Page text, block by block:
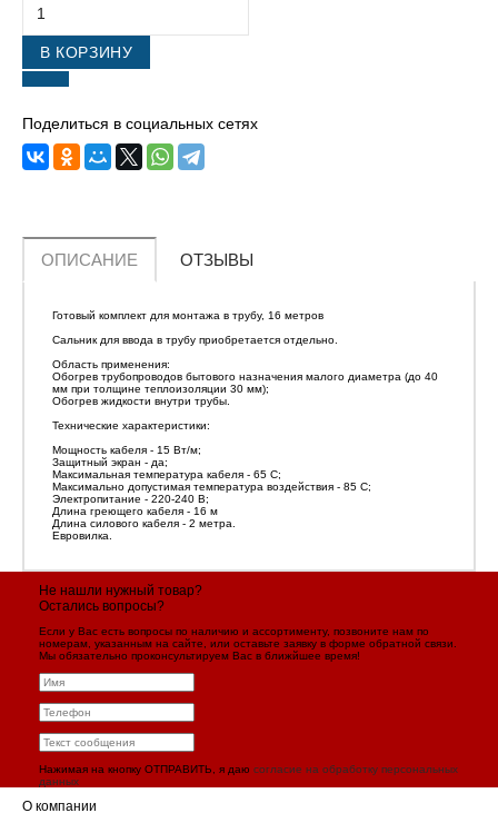
В КОРЗИНУ
Поделиться в социальных сетях
ОПИСАНИЕ ОТЗЫВЫ
Готовый комплект для монтажа в трубу, 16 метров
Сальник для ввода в трубу приобретается отдельно.
Область применения:
Обогрев трубопроводов бытового назначения малого диаметра (до 40
мм при толщине теплоизоляции 30 мм);
Обогрев жидкости внутри трубы.
Технические характеристики:
Мощность кабеля - 15 Вт/м;
Защитный экран - да;
Максимальная температура кабеля - 65 С;
Максимально допустимая температура воздействия - 85 С;
Электропитание - 220-240 В;
Длина греющего кабеля - 16 м
Длина силового кабеля - 2 метра.
Евровилка.
Не нашли нужный товар?
Остались вопросы?
Если у Вас есть вопросы по наличию и ассортименту, позвоните нам по
номерам, указанным на сайте, или оставьте заявку в форме обратной связи.
Мы обязательно проконсультируем Вас в ближйшее время!
Нажимая на кнопку ОТПРАВИТЬ, я даю согласие на обработку персональных
данных
О компании